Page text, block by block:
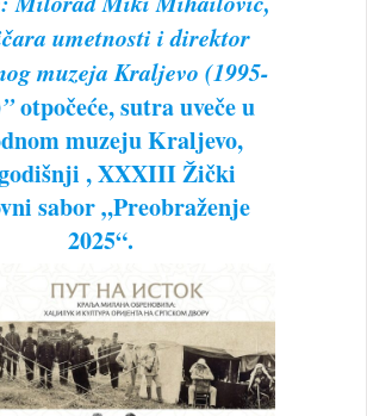
umetnosti i direktor
muzeja Kraljevo (1995-
otpočeće, sutra uveče u
muzeju Kraljevo,
, XXXIII Žički
sabor „Preobraženje
2025“.